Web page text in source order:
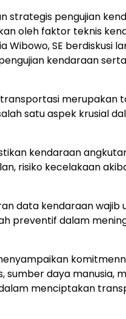
strategis pengujian
oleh faktor teknis
Wibowo, SE berdiskusi
kendaraan
merupakan
satu aspek krusial
kendaraan
risiko kecelakaan
data kendaraan wajib
preventif dalam
sumber daya manusia,
menciptakan